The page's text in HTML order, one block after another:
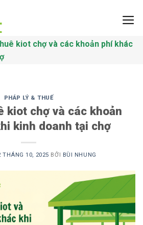
kiot chợ và các khoản phí khác
PHÁP LÝ & THUẾ
kiot chợ và các khoản
kinh doanh tại chợ
THÁNG 10, 2025 BỞI BÙI NHUNG